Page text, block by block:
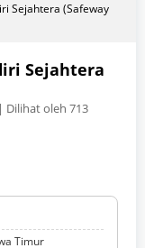
Sejahtera (Safeway
Sejahtera
| Dilihat oleh 713
Timur